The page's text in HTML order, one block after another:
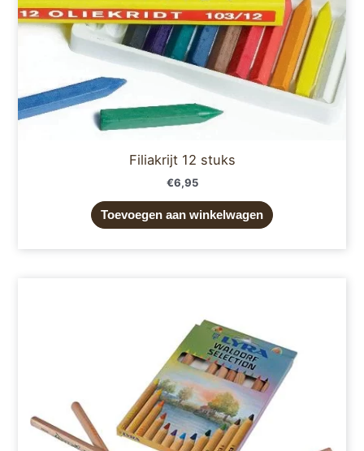
Filiakrijt 12 stuks
€6,95
Toevoegen aan winkelwagen